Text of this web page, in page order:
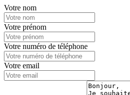
Votre nom
Votre prénom
Votre numéro de téléphone
Votre email